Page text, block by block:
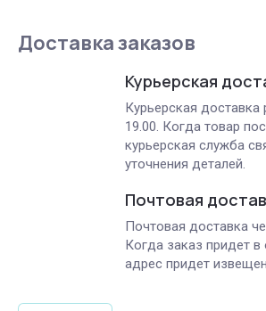
Доставка заказов
Курьерская
Курьерская доставка
19.00. Когда товар
курьерская служба
уточнения деталей.
Почтовая
Почтовая доставка
Когда заказ придет в
адрес придет